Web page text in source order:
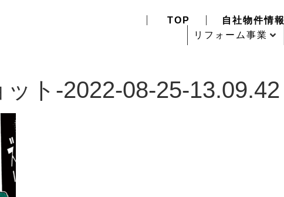
TOP 自社物件情報
リフォーム事業
ト-2022-08-25-13.09.42